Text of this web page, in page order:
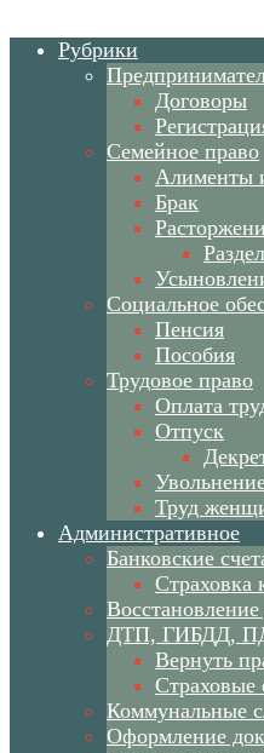
Рубрики
Договоры
Семейное право
Алименты
Брак
Социальное
Пенсия
Пособия
Трудовое право
Оплата
Отпуск
Труд
Административное
Банковские
Страховка
ДТП, ГИБДД,
Вернуть
Страховые
Коммунальные
Оформление